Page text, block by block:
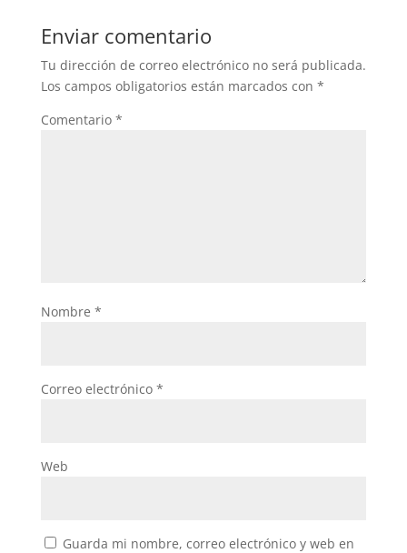
Enviar comentario
Tu dirección de correo electrónico no será publicada.
Los campos obligatorios están marcados con *
Comentario *
Nombre *
Correo electrónico *
Web
Guarda mi nombre, correo electrónico y web en